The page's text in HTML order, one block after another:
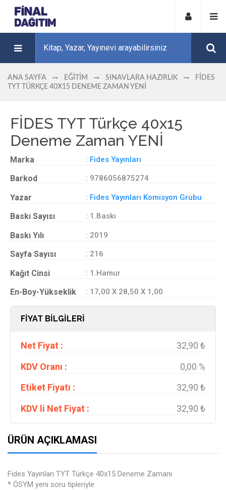
ANA SAYFA EĞITIM SINAVLARA HAZIRLIK
FİDES
TYT TÜRKÇE 40X15 DENEME ZAMAN YENİ
FİDES TYT Türkçe 40x15
Deneme Zaman YENİ
Marka : Fides Yayınları
Barkod : 9786056875274
Yazar : Fides Yayınları Komisyon Grubu
Baskı Sayısı : 1.Baskı
Baskı Yılı : 2019
Sayfa Sayısı : 216
Kağıt Cinsi : 1.Hamur
En-Boy-Yükseklik : 17,00 X 28,50 X 1,00
FİYAT BİLGİLERİ
Net Fiyat :
32,90 ₺
KDV Oranı :
0,00 %
Etiket Fiyatı :
32,90 ₺
KDV li Net Fiyat :
32,90 ₺
ÜRÜN AÇIKLAMASI
Fides Yayınları TYT Türkçe 40x15 Deneme Zamanı
* ÖSYM yeni soru tipleriyle